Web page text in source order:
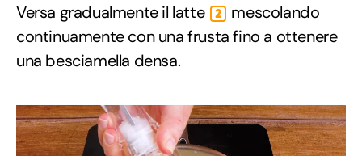
Versa gradualmente il latte 2
mescolando
continuamente con una frusta fino a ottenere
una besciamella densa.